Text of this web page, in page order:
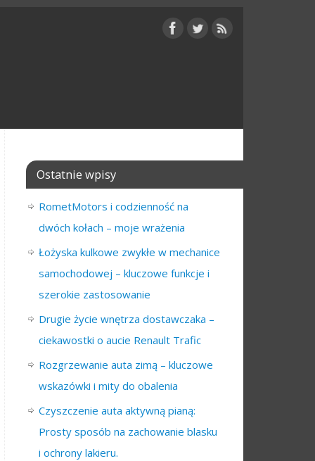
Ostatnie wpisy
RometMotors i codzienność na
dwóch kołach – moje wrażenia
Łożyska kulkowe zwykłe w mechanice
samochodowej – kluczowe funkcje i
szerokie zastosowanie
Drugie życie wnętrza dostawczaka –
ciekawostki o aucie Renault Trafic
Rozgrzewanie auta zimą – kluczowe
wskazówki i mity do obalenia
Czyszczenie auta aktywną pianą:
Prosty sposób na zachowanie blasku
i ochrony lakieru.